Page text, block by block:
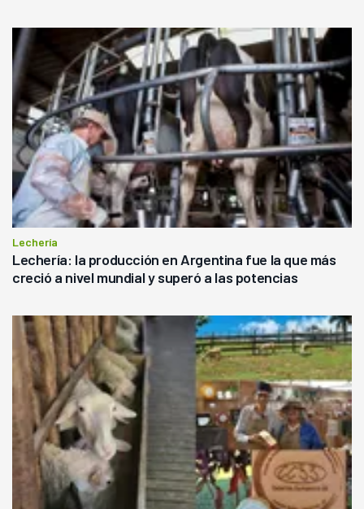
Lechería
Lechería: la producción en Argentina fue la que más
creció a nivel mundial y superó a las potencias